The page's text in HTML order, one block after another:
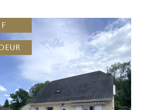
atmosphère chaleureuse
une ville où il fait bon vivre.
Découvrez notre sélection
Moneinetdans les
L’estimation